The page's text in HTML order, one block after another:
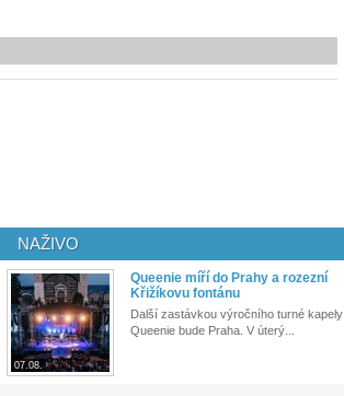
NAŽIVO
07.08.
Queenie míří do Prahy a rozezní
Křižíkovu fontánu
Další zastávkou výročního turné kapely
Queenie bude Praha. V úterý...